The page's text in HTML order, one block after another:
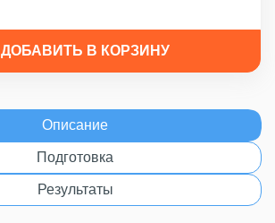
ДОБАВИТЬ В КОРЗИНУ
Описание
Подготовка
Результаты